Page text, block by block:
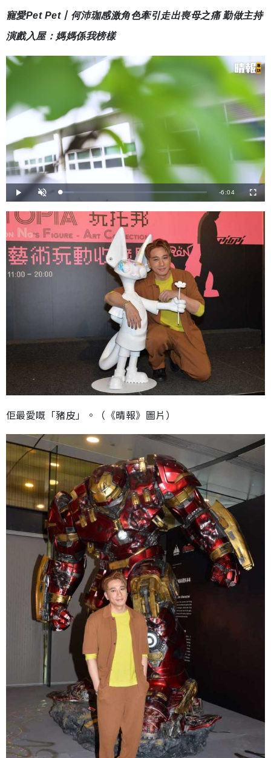
寵愛Pet Pet丨何沛珈感激角色牽引走出喪母之痛 勤做主持
演戲入屋：媽媽係我榜樣
播
放
開
啟
效
載
入
畢
:
8
9
0
%
剩
餘
間
-6:04
全
螢
佢最愛嘅「豬皮」。（《晴報》圖片）